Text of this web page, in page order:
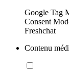
Google Tag
Consent
Freshchat
Contenu